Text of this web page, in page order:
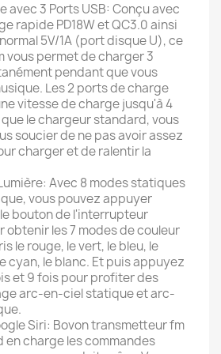
avec 3 Ports USB: Conçu avec
rapide PD18W et QC3.0 ainsi
5V/1A (port disque U), ce
vous permet de charger 3
pendant que vous
Les 2 ports de charge
vitesse de charge jusqu'à 4
le chargeur standard, vous
soucier de ne pas avoir assez
charger et de ralentir la
Avec 8 modes statiques
vous pouvez appuyer
bouton de l'interrupteur
obtenir les 7 modes de couleur
le rouge, le vert, le bleu, le
cyan, le blanc. Et puis appuyez
et 9 fois pour profiter des
arc-en-ciel statique et arc-
Siri: Bovon transmetteur fm
charge les commandes